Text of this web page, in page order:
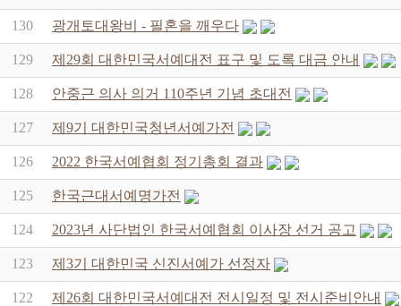
130 광개토대왕비 - 필혼을 깨우다
129 제29회 대한민국서예대전 표구 및 도록 대금 안내
128 안중근 의사 의거 110주년 기념 초대전
127 제9기 대한민국청년서예가전
126 2022 한국서예협회 정기총회 결과
125 한국근대서예명가전
124 2023년 사단법인 한국서예협회 이사장 선거 공고
123 제3기 대한민국 신진서예가 선정자
122 제26회 대한민국서예대전 전시일정 및 전시준비안내